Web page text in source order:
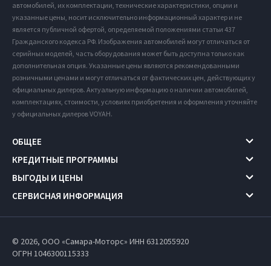
автомобилей, их комплектации, технические характеристики, опции и
указанные цены, носит исключительно информационный характер и не
является публичной офертой, определяемой положениями статьи 437
Гражданского кодекса РФ. Изображения автомобилей могут отличаться от
серийных моделей, часть оборудования может быть доступна только как
дополнительная опция. Указанные цены являются рекомендованными
розничными ценами и могут отличаться от фактических цен, действующих у
официальных дилеров. Актуальную информацию о наличии автомобилей,
комплектациях, стоимости, условиях приобретения и оформления уточняйте
у официальных дилеров VOYAH.
ОБЩЕЕ
КРЕДИТНЫЕ ПРОГРАММЫ
ВЫГОДЫ И ЦЕНЫ
СЕРВИСНАЯ ИНФОРМАЦИЯ
© 2026, ООО «Самара-Моторс» ИНН 6312055920
ОГРН 1046300115333